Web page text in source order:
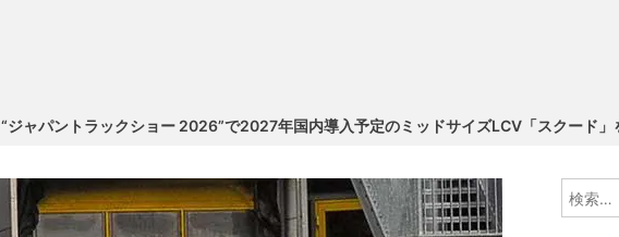
ジャパントラックショー 2026”で2027年国内導入予定のミッドサイズLCV「スクード」